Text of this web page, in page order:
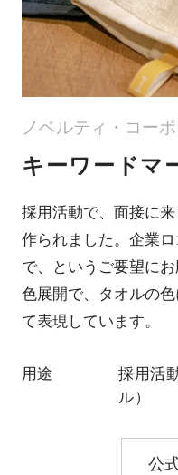
ノベルティ・コー
キーワードマ
採用活動で、面接に
作られました。企業
で、というご要望に
色展開で、タオルの
て表現しています。
用途
採用活
ル）
公